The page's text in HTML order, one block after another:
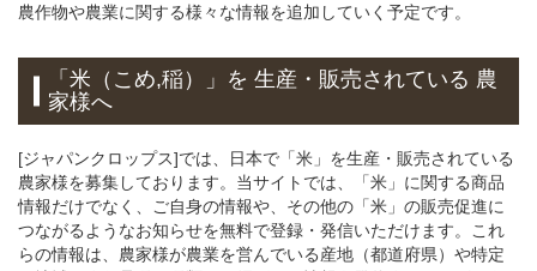
農作物や農業に関する様々な情報を追加していく予定です。
「米（こめ,稲）」 を 生産・販売されている 農
家様へ
[ジャパンクロップス]では、日本で「米」を生産・販売されている
農家様を募集しております。当サイトでは、「米」に関する商品
情報だけでなく、ご自身の情報や、その他の「米」の販売促進に
つながるようなお知らせを無料で登録・発信いただけます。これ
らの情報は、農家様が農業を営んでいる産地（都道府県）や特定